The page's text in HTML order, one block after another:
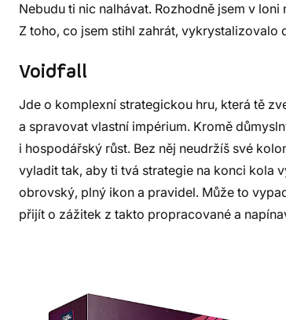
Nebudu ti nic nalhávat. Rozhodně jsem v
Z toho, co jsem stihl zahrát, vykrystalizovalo
Voidfall
Jde o komplexní strategickou hru, která tě
a spravovat vlastní impérium. Kromě
i hospodářský růst. Bez něj neudržíš své
vyladit tak, aby ti tvá strategie na konci kola
obrovský, plný ikon a pravidel. Může to
přijít o zážitek z takto propracované a